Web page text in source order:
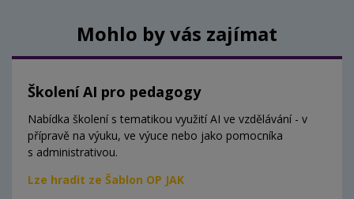
Mohlo by vás zajímat
Školení AI pro pedagogy
Nabídka školení s tematikou využití AI ve vzdělávání - v
přípravě na výuku, ve výuce nebo jako pomocníka
s administrativou.
Lze hradit ze Šablon OP JAK